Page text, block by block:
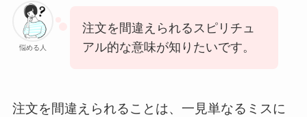
悩める人
注文を間違えられるスピリチュ
アル的な意味が知りたいです。
注文を間違えられることは、一見単なるミスに